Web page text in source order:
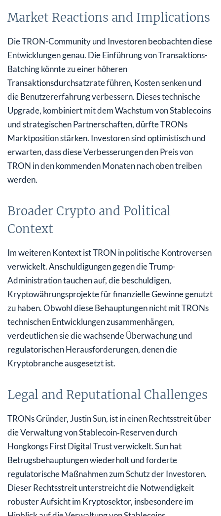
Market Reactions and Implications
Die TRON-Community und Investoren beobachten diese
Entwicklungen genau. Die Einführung von Transaktions-
Batching könnte zu einer höheren
Transaktionsdurchsatzrate führen, Kosten senken und
die Benutzererfahrung verbessern. Dieses technische
Upgrade, kombiniert mit dem Wachstum von Stablecoins
und strategischen Partnerschaften, dürfte TRONs
Marktposition stärken. Investoren sind optimistisch und
erwarten, dass diese Verbesserungen den Preis von
TRON in den kommenden Monaten nach oben treiben
werden.
Broader Crypto and Political
Context
Im weiteren Kontext ist TRON in politische Kontroversen
verwickelt. Anschuldigungen gegen die Trump-
Administration tauchen auf, die beschuldigen,
Kryptowährungsprojekte für finanzielle Gewinne genutzt
zu haben. Obwohl diese Behauptungen nicht mit TRONs
technischen Entwicklungen zusammenhängen,
verdeutlichen sie die wachsende Überwachung und
regulatorischen Herausforderungen, denen die
Kryptobranche ausgesetzt ist.
Legal and Reputational Challenges
TRONs Gründer, Justin Sun, ist in einen Rechtsstreit über
die Verwaltung von Stablecoin‑Reserven durch
Hongkongs First Digital Trust verwickelt. Sun hat
Betrugsbehauptungen wiederholt und forderte
regulatorische Maßnahmen zum Schutz der Investoren.
Dieser Rechtsstreit unterstreicht die Notwendigkeit
robuster Aufsicht im Kryptosektor, insbesondere im